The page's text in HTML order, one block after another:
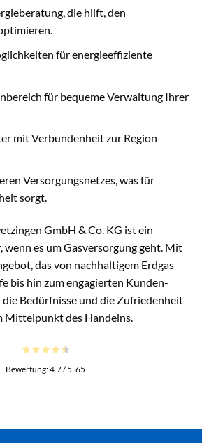
die hilft, den
für energieeffiziente
für bequeme Verwaltung Ihrer
mit Verbundenheit zur Region
Versorgungsnetzes, was für
sorgt.
GmbH & Co. KG ist ein
wenn es um Gasversorgung geht. Mit
das von nachhaltigem Erdgas
bis hin zum engagierten Kunden-
die Bedürfnisse und die Zufriedenheit
Mittelpunkt des Handelns.
Bewertung:4.7/ 5. 65